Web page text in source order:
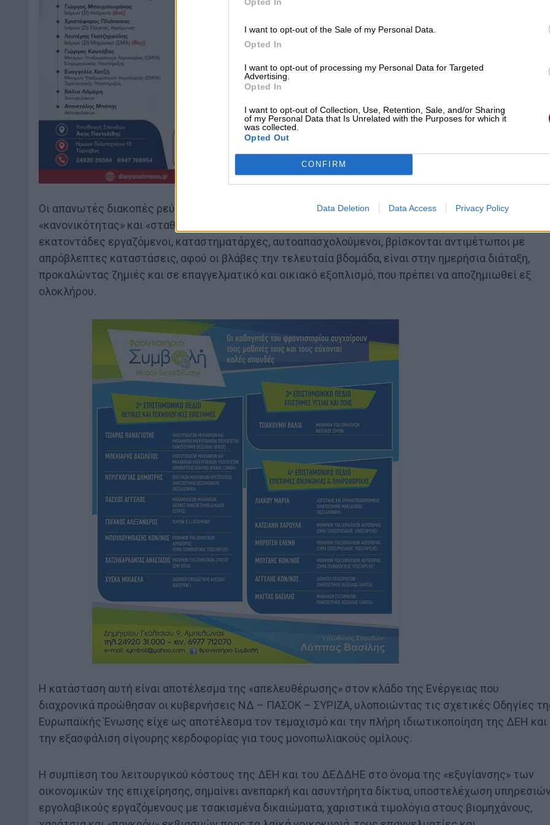
I want to opt-out of the Sale of my Personal Data.
Opted In
I want to opt-out of processing my Personal Data for Targeted
Advertising.
Opted In
I want to opt-out of Collection, Use, Retention, Sale, and/or Sharing
of my Personal Data that Is Unrelated with the Purposes for which it
was collected.
Opted Out
CONFIRM
Data Deletion Data Access Privacy Policy
Οι απανωτές διακοπές ρεύματος κατά μεσοίς του καλοκαιριού, είναι ενδεικτικές της
«κανονικότητας» και «σταθερότητας» στις ζωές μας που ευαγγελίζεται η κυβέρνηση της ΝΔ,
εκατοντάδες εργαζόμενοι, καταστηματάρχες, αυτοαπασχολούμενοι, βρίσκονται αντιμέτωποι με
απρόβλεπτες καταστάσεις, αφού οι βλάβες την τελευταία βδομάδα, είναι στην ημερήσια διάταξη,
προκαλώντας ζημιές και σε επαγγελματικό και οικιακό εξοπλισμό, που πρέπει να αποζημιωθεί εξ
ολοκλήρου.
Η κατάσταση αυτή είναι αποτέλεσμα της «απελευθέρωσης» στον κλάδο της Ενέργειας που
διαχρονικά προώθησαν οι κυβερνήσεις ΝΔ – ΠΑΣΟΚ – ΣΥΡΙΖΑ, υλοποιώντας τις σχετικές Οδηγίες
Ευρωπαϊκής Ένωσης είχε ως αποτέλεσμα τον τεμαχισμό και την πλήρη ιδιωτικοποίηση της ΔΕΗ και
την εξασφάλιση σίγουρης κερδοφορίας για τους μονοπωλιακούς ομίλους.
Η συμπίεση του λειτουργικού κόστους της ΔΕΗ και του ΔΕΔΔΗΕ στο όνομα της «εξυγίανσης» των
οικονομικών της επιχείρησης, σημαίνει ανεπαρκή και ασυντήρητα δίκτυα, υποστελέχωση
εργολαβικούς εργαζόμενους με τσακισμένα δικαιώματα, χαριστικά τιμολόγια στους βιομηχάνους,